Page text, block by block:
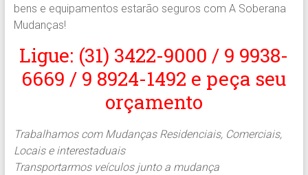
bens e equipamentos estarão seguros com A Soberana
Mudanças!
Ligue: (31) 3422-9000 / 9 9938-
6669 / 9 8924-1492 e peça seu
orçamento
Trabalhamos com Mudanças Residenciais, Comerciais,
Locais e interestaduais
Transportarmos veículos junto a mudança